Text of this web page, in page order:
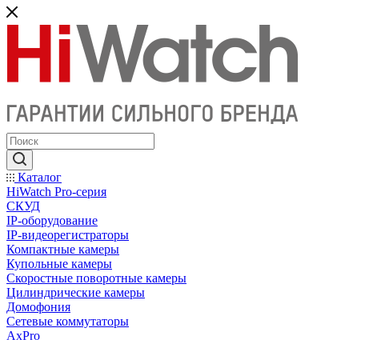
Каталог
HiWatch Pro-серия
CКУД
IP-оборудование
IP-видеорегистраторы
Компактные камеры
Купольные камеры
Скоростные поворотные камеры
Цилиндрические камеры
Домофония
Сетевые коммутаторы
AxPro